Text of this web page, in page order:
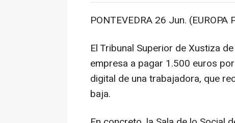
PONTEVEDRA 26 Jun. (EUROPA
El Tribunal Superior de Xustiza
empresa a pagar 1.500 euros
digital de una trabajadora, que
baja.